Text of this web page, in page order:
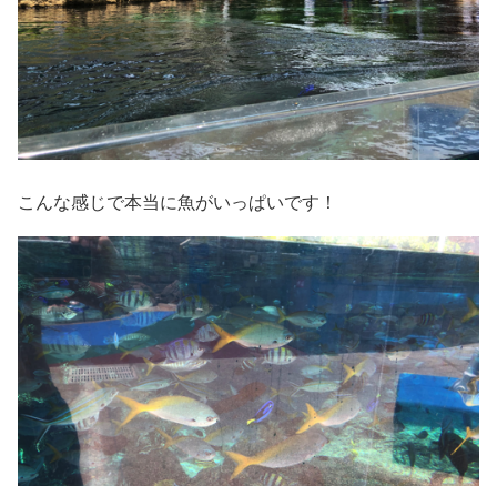
こんな感じで本当に魚がいっぱいです！